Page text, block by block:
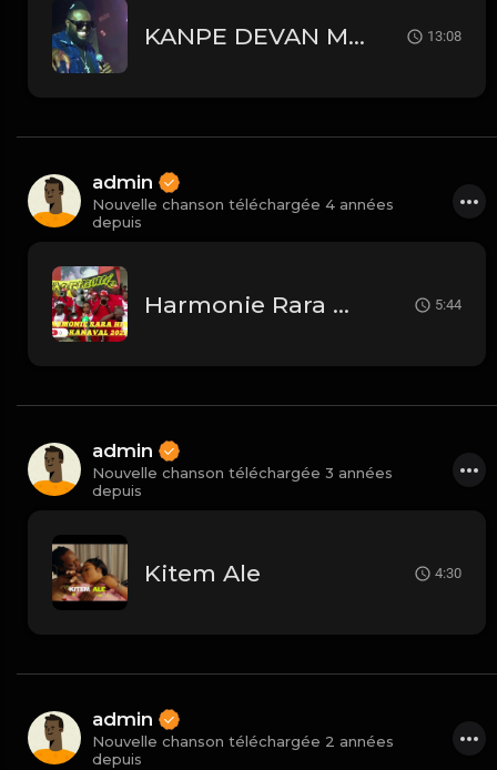
KANPE DEVAN M LIVE 13:08
admin
Nouvelle chanson téléchargée 4 années
depuis
Harmonie Rara Hinche 2023 5:44
admin
Nouvelle chanson téléchargée 3 années
depuis
Kitem Ale 4:30
admin
Nouvelle chanson téléchargée 2 années
depuis